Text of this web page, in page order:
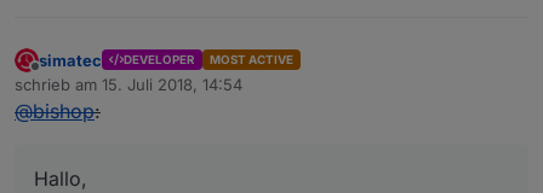
Offline
simatec DEVELOPER MOST ACTIVE
schrieb am 15. Juli 2018, 14:54
zuletzt editiert von
@bishop:
Hallo,